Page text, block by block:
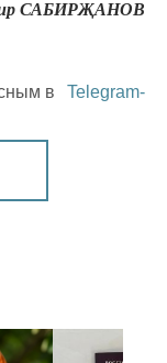
САБИРҖАНОВ
в
Telegram-